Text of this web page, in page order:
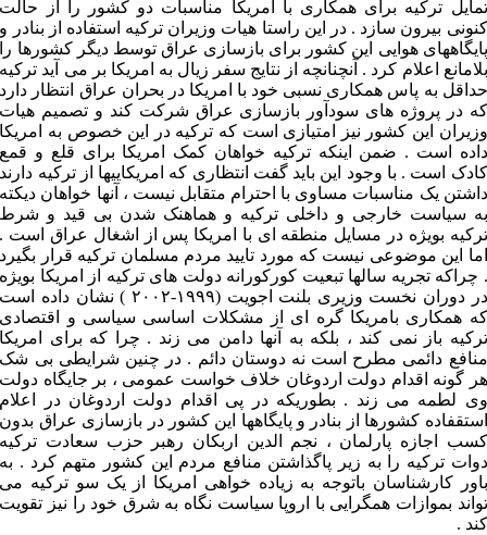
تمایل ترکیه برای همکاری با امریکا مناسبات دو کشور را از حالت
کنونی بیرون سازد . در این راستا هیات وزیران ترکیه استفاده از بنادر و
پایگاههای هوایی این کشور برای بازسازی عراق توسط دیگر کشورها را
بلامانع اعلام کرد . آنچنانچه از نتایج سفر زیال به امریکا بر می آید ترکیه
حداقل به پاس همکاری نسبی خود با امریکا در بحران عراق انتظار دارد
که در پروژه های سودآور بازسازی عراق شرکت کند و تصمیم هیات
وزیران این کشور نیز امتیازی است که ترکیه در این خصوص به امریکا
داده است . ضمن اینکه ترکیه خواهان کمک امریکا برای قلع و قمع
کادک است . با وجود این باید گفت انتظاری که امریکاییها از ترکیه دارند
داشتن یک مناسبات مساوی با احترام متقابل نیست ، آنها خواهان دیکته
به سیاست خارجی و داخلی ترکیه و هماهنک شدن بی قید و شرط
ترکیه بویژه در مسایل منطقه ای با امریکا پس از اشغال عراق است .
اما این موضوعی نیست که مورد تایید مردم مسلمان ترکیه قرار بگیرد
. چراکه تجریه سالها تبعیت کورکورانه دولت های ترکیه از امریکا بویژه
در دوران نخست وزیری بلنت اجویت (۱۹۹۹-۲۰۰۲ ) نشان داده است
که همکاری بامریکا گره ای از مشکلات اساسی سیاسی و اقتصادی
ترکیه باز نمی کند ، بلکه به آنها دامن می زند . چرا که برای امریکا
منافع دائمی مطرح است نه دوستان دائم . در چنین شرایطی بی شک
هر گونه اقدام دولت اردوغان خلاف خواست عمومی ، بر جایگاه دولت
وی لطمه می زند . بطوریکه در پی اقدام دولت اردوغان در اعلام
استقفاده کشورها از بنادر و پایگاهها این کشور در بازسازی عراق بدون
کسب اجازه پارلمان ، نجم الدین اربکان رهبر حزب سعادت ترکیه
دوات ترکیه را به زیر پاگذاشتن منافع مردم این کشور متهم کرد . به
باور کارشناسان باتوجه به زیاده خواهی امریکا از یک سو ترکیه می
تواند بموازات همگرایی با اروپا سیاست نگاه به شرق خود را نیز تقویت
کند .